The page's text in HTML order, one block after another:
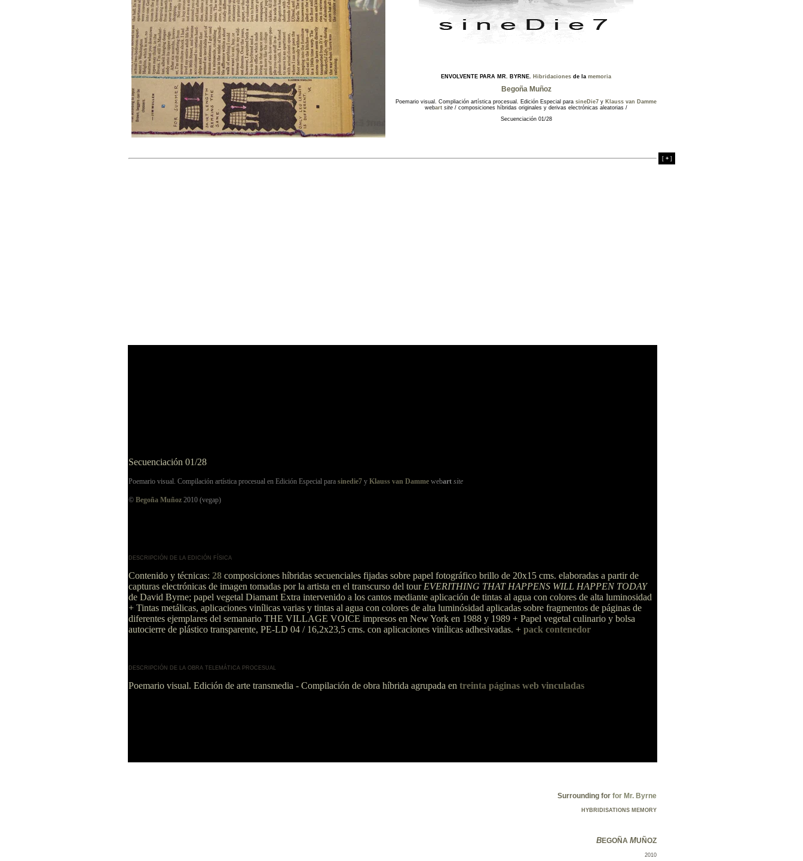
ENVOLVENTE PARA MR. BYRNE. Hibridaciones de la memoria
Begoña Muñoz
Poemario visual. Compliación artística procesual. Edición Especial para sineDie7 y Klauss van Damme
webart site / composiciones híbridas originales y derivas electrónicas aleatorias /
Secuenciación 01/28
[ + ]
Secuenciación 01/28
Poemario visual. Compilación artística procesual en Edición Especial para sinedie7 y Klauss van Damme webart site
© Begoña Muñoz 2010 (vegap)
DESCRIPCIÓN DE LA EDICIÓN FÍSICA
Contenido y técnicas: 28 composiciones híbridas secuenciales fijadas sobre papel fotográfico brillo de 20x15 cms. elaboradas a partir de
capturas electrónicas de imagen tomadas por la artista en el transcurso del tour EVERITHING THAT HAPPENS WILL HAPPEN TODAY
de David Byrne; papel vegetal Diamant Extra intervenido a los cantos mediante aplicación de tintas al agua con colores de alta luminosidad
+ Tintas metálicas, aplicaciones vinílicas varias y tintas al agua con colores de alta luminósidad aplicadas sobre fragmentos de páginas de
diferentes ejemplares del semanario THE VILLAGE VOICE impresos en New York en 1988 y 1989 + Papel vegetal culinario y bolsa
autocierre de plástico transparente, PE-LD 04 / 16,2x23,5 cms. con aplicaciones vinílicas adhesivadas. + pack contenedor
DESCRIPCIÓN DE LA OBRA TELEMÁTICA PROCESUAL
Poemario visual. Edición de arte transmedia - Compilación de obra híbrida agrupada en treinta páginas web vinculadas
Surrounding for for Mr. Byrne
HYBRIDISATIONS MEMORY
BEGOÑA MUÑOZ
2010